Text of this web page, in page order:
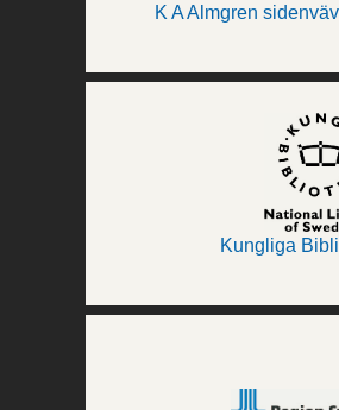
K A Almgren
Kungliga